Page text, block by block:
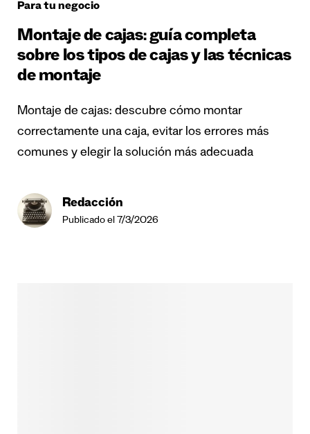
Para tu negocio
Montaje de cajas: guía completa
sobre los tipos de cajas y las técnicas
de montaje
Montaje de cajas: descubre cómo montar
correctamente una caja, evitar los errores más
comunes y elegir la solución más adecuada
Redacción
Publicado el 7/3/2026